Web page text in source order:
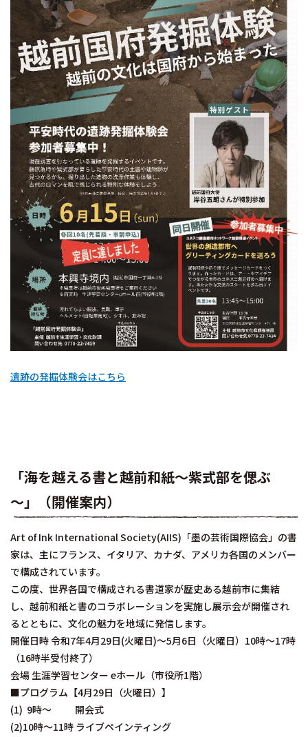
遺跡の発掘体験会はこちら
「海を越える書と越前和紙～紫式部を偲ぶ
～」（開催案内）
Art of Ink International Society(AIIS)「墨の芸術国際協会」の書
家は、主にフランス、イタリア、カナダ、アメリカ各国のメンバー
で構成されています。
この度、世界各国で構成される書道家が歴史ある越前市に集結
し、越前和紙と書のコラボレーションを実施し展示会が開催され
るとともに、文化の魅力を地域に発信します。
開催日時 令和7年4月29日(火曜日)～5月6日（火曜日）10時～17時
（16時半受付終了）
会場 生涯学習センター eホール（市役所1階）
■プログラム【4月29日（火曜日）】
(1) 9時～ 開会式
(2)10時～11時 ライブペインティング